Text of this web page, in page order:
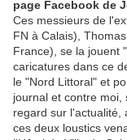
page Facebook de
Ces messieurs de
FN à Calais),
France), se la jouent
caricatures dans ce
le "Nord Littoral" et
journal et contre moi,
regard sur l'actualité,
ces deux loustics